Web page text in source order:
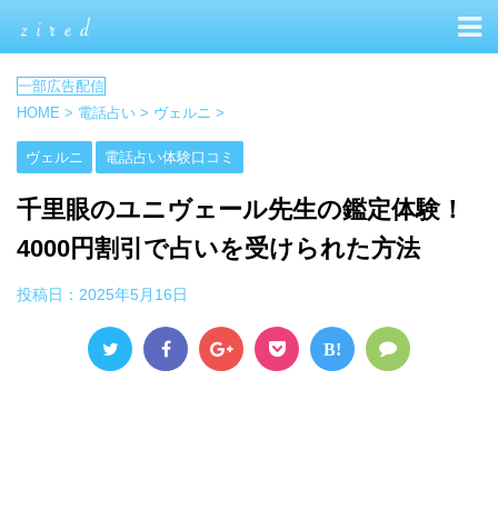
HOME > 電話占い > ヴェルニ >
ヴェルニ 電話占い体験口コミ
千里眼のユニヴェール先生の鑑定体験！
4000円割引で占いを受けられた方法
投稿日： 2025年5月16日
B!